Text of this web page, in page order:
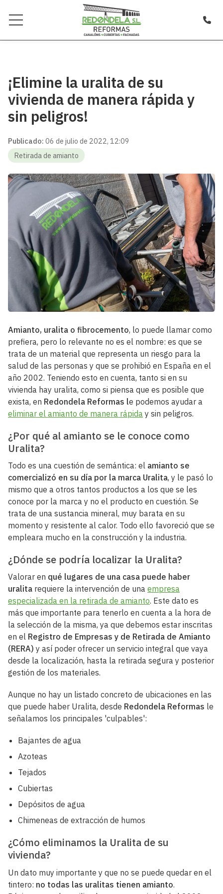
¡Elimine la uralita de su
vivienda de manera rápida y
sin peligros!
Publicado: 06 de julio de 2022, 12:09
Retirada de amianto
Amianto, uralita o fibrocemento, lo puede llamar como
prefiera, pero lo relevante no es el nombre: es que se
trata de un material que representa un riesgo para la
salud de las personas y que se prohibió en España en el
año 2002. Teniendo esto en cuenta, tanto si en su
vivienda hay uralita, como si piensa que es posible que
exista, en Redondela Reformas le podemos ayudar a
eliminar el amianto de manera rápida y sin peligros.
¿Por qué al amianto se le conoce como
Uralita?
Todo es una cuestión de semántica: el amianto se
comercializó en su día por la marca Uralita, y le pasó lo
mismo que a otros tantos productos a los que se les
conoce por la marca y no el producto en cuestión. Se
trata de una sustancia mineral, muy barata en su
momento y resistente al calor. Todo ello favoreció que se
empleara mucho en la construcción y la industria.
¿Dónde se podría localizar la Uralita?
Valorar en qué lugares de una casa puede haber
uralita requiere la intervención de una empresa
especializada en la retirada de amianto. Este dato es
más que importante para tenerlo en cuenta a la hora de
la selección de la misma, ya que debemos estar inscritas
en el Registro de Empresas y de Retirada de Amianto
(RERA) y así poder ofrecer un servicio integral que vaya
desde la localización, hasta la retirada segura y posterior
gestión de los materiales.
Aunque no hay un listado concreto de ubicaciones en las
que puede haber Uralita, desde Redondela Reformas le
señalamos los principales 'culpables':
Bajantes de agua
Azoteas
Tejados
Cubiertas
Depósitos de agua
Chimeneas de extracción de humos
¿Cómo eliminamos la Uralita de su
vivienda?
Un dato muy importante y que no se puede quedar en el
tintero: no todas las uralitas tienen amianto.